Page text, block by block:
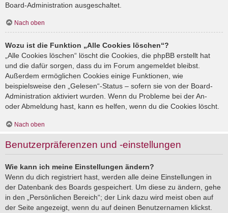
Board-Administration ausgeschaltet.
Nach oben
Wozu ist die Funktion „Alle Cookies löschen“?
„Alle Cookies löschen“ löscht die Cookies, die phpBB erstellt hat
und die dafür sorgen, dass du im Forum angemeldet bleibst.
Außerdem ermöglichen Cookies einige Funktionen, wie
beispielsweise den „Gelesen“-Status – sofern sie von der Board-
Administration aktiviert wurden. Wenn du Probleme bei der An-
oder Abmeldung hast, kann es helfen, wenn du die Cookies löscht.
Nach oben
Benutzerpräferenzen und -einstellungen
Wie kann ich meine Einstellungen ändern?
Wenn du dich registriert hast, werden alle deine Einstellungen in
der Datenbank des Boards gespeichert. Um diese zu ändern, gehe
in den „Persönlichen Bereich“; der Link dazu wird meist oben auf
der Seite angezeigt, wenn du auf deinen Benutzernamen klickst.